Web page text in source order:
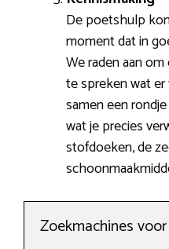
De poetshulp
moment dat in
We raden aan
te spreken wat
samen een
wat je precies
stofdoeken, de
Zoekmachines